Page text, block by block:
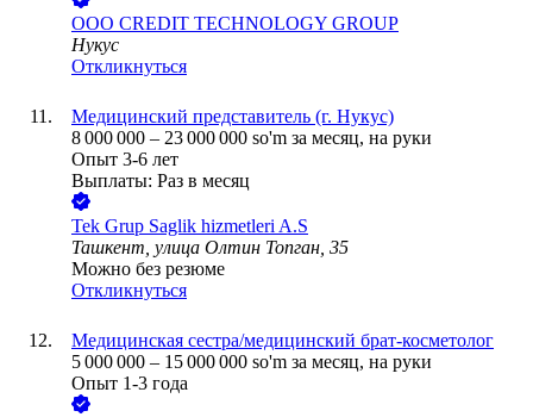
ООО CREDIT TECHNOLOGY GROUP
Нукус
Откликнуться
Медицинский представитель (г. Нукус)
8 000 000 – 23 000 000 so'm за месяц, на руки
Опыт 3-6 лет
Выплаты: Раз в месяц
Tek Grup Saglik hizmetleri A.S
Ташкент, улица Олтин Топган, 35
Можно без резюме
Откликнуться
Медицинская сестра/медицинский брат-косметолог
5 000 000 – 15 000 000 so'm за месяц, на руки
Опыт 1-3 года